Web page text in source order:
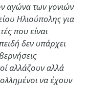
αγώνα των γονιών
Ηλιούπολης για
που είναι
δεν υπάρχει
αλλάζουν αλλά
να έχουν